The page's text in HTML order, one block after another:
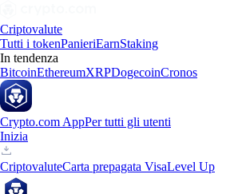
Criptovalute
Tutti i tokenPanieriEarnStaking
In tendenza
BitcoinEthereumXRPDogecoinCronos
Crypto.com AppPer tutti gli utenti
Inizia
CriptovaluteCarta prepagata VisaLevel Up